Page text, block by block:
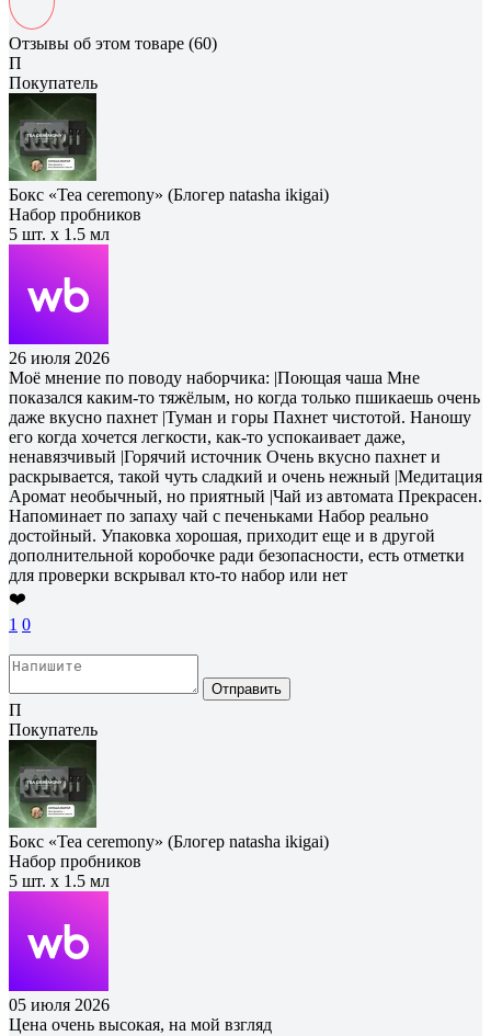
Отзывы об этом товаре (60)
П
Покупатель
Бокс «Tea ceremony» (Блогер natasha ikigai)
Набор пробников
5 шт. х 1.5 мл
26 июля 2026
Моё мнение по поводу наборчика: |Поющая чаша Мне
показался каким-то тяжёлым, но когда только пшикаешь очень
даже вкусно пахнет |Туман и горы Пахнет чистотой. Наношу
его когда хочется легкости, как-то успокаивает даже,
ненавязчивый |Горячий источник Очень вкусно пахнет и
раскрывается, такой чуть сладкий и очень нежный |Медитация
Аромат необычный, но приятный |Чай из автомата Прекрасен.
Напоминает по запаху чай с печеньками Набор реально
достойный. Упаковка хорошая, приходит еще и в другой
дополнительной коробочке ради безопасности, есть отметки
для проверки вскрывал кто-то набор или нет
❤️
1 0
Отправить
П
Покупатель
Бокс «Tea ceremony» (Блогер natasha ikigai)
Набор пробников
5 шт. х 1.5 мл
05 июля 2026
Цена очень высокая, на мой взгляд